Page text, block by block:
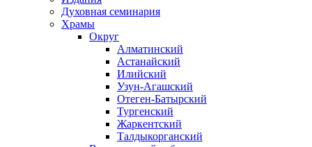
Духовная семинария
Храмы
Округ
Алматинский
Астанайский
Илийский
Узун-Агашский
Отеген-Батырский
Тургенский
Жаркентский
Талдыкорганский